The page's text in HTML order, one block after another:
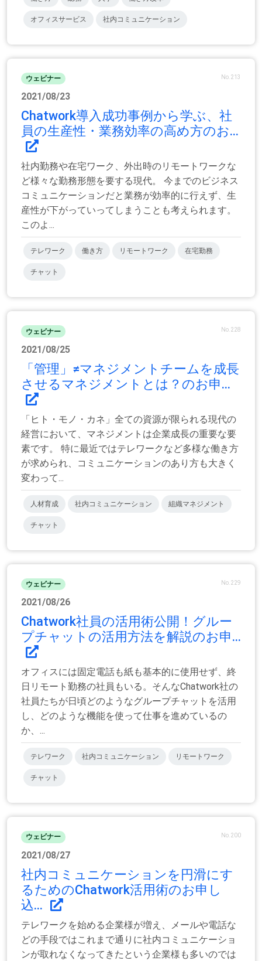
オフィスサービス 社内コミュニケーション
ウェビナー No.213
2021/08/23
Chatwork導入成功事例から学ぶ、社
員の生産性・業務効率の高め方のお...
社内勤務や在宅ワーク、外出時のリモートワークな
ど様々な勤務形態を要する現代。 今までのビジネス
コミュニケーションだと業務が効率的に行えず、生
産性が下がっていってしまうことも考えられます。
このよ...
テレワーク 働き方 リモートワーク 在宅勤務
チャット
ウェビナー No.228
2021/08/25
「管理」≠マネジメントチームを成長
させるマネジメントとは？のお申...
「ヒト・モノ・カネ」全ての資源が限られる現代の
経営において、マネジメントは企業成長の重要な要
素です。 特に最近ではテレワークなど多様な働き方
が求められ、コミュニケーションのあり方も大きく
変わって...
人材育成 社内コミュニケーション 組織マネジメント
チャット
ウェビナー No.229
2021/08/26
Chatwork社員の活用術公開！グルー
プチャットの活用方法を解説のお申...
オフィスには固定電話も紙も基本的に使用せず、終
日リモート勤務の社員もいる。そんなChatwork社の
社員たちが日頃どのようなグループチャットを活用
し、どのような機能を使って仕事を進めているの
か、...
テレワーク 社内コミュニケーション リモートワーク
チャット
ウェビナー No.200
2021/08/27
社内コミュニケーションを円滑にす
るためのChatwork活用術のお申し
込...
テレワークを始める企業様が増え、メールや電話な
どの手段ではこれまで通りに社内コミュニケーショ
ンが取れなくなってきたという企業様も多いのでは